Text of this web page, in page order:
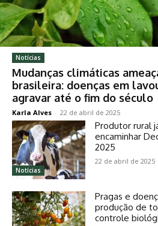
Notícias
Mudanças climáticas
brasileira: doenças em
agravar até o fim do século
Karla Alves - 22 de abril de 2025
Notícias
Produtor rural
encaminhar
2025
22 de abril de 2025
Pragas e
produção de
controle